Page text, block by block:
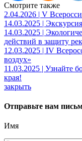
Смотрите также
2.04.2026 | V
14.03.2025 |
14.03.2025 |
действий в защиту
12.03.2025 | IV
воздух»
11.03.2025 | Узнайте
края!
закрыть
Отправьте нам
Имя